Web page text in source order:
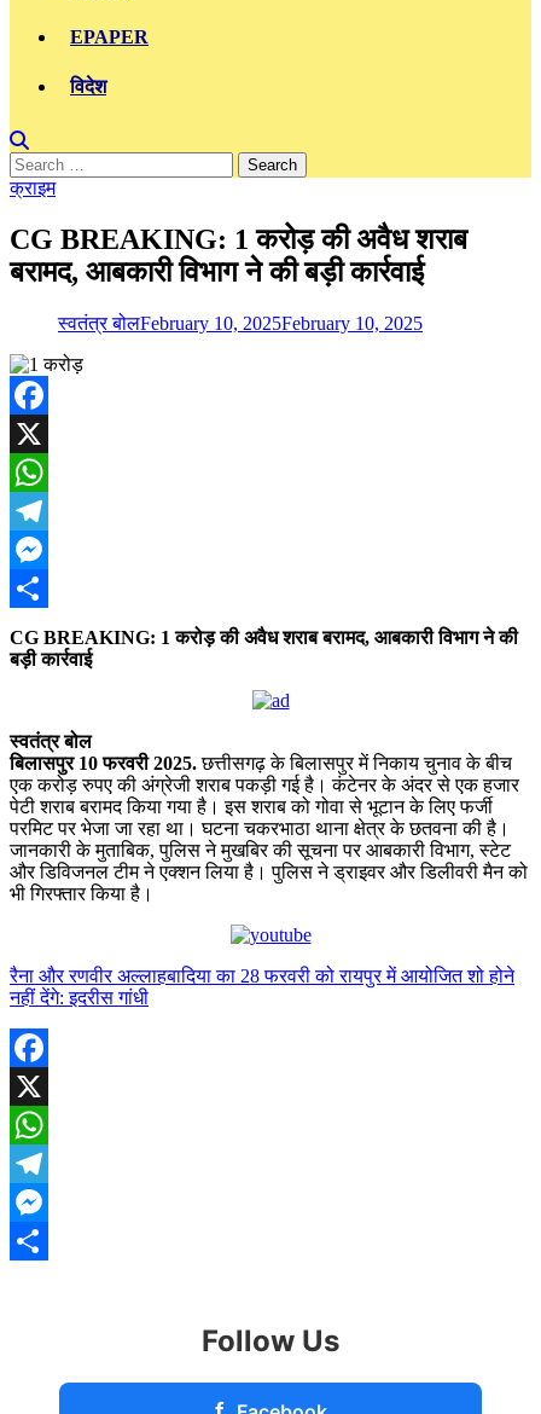
EPAPER
विदेश
Search
for:
क्राइम
CG BREAKING: 1 करोड़ की अवैध शराब
बरामद, आबकारी विभाग ने की बड़ी कार्रवाई
स्वतंत्र बोलFebruary 10, 2025February 10, 2025
Facebook
X
WhatsApp
Telegram
Messenger
Share
CG BREAKING: 1 करोड़ की अवैध शराब बरामद, आबकारी विभाग ने की
बड़ी कार्रवाई
स्वतंत्र बोल
बिलासपुर 10 फरवरी 2025.छत्तीसगढ़ के बिलासपुर में निकाय चुनाव के बीच
एक करोड़ रुपए की अंग्रेजी शराब पकड़ी गई है। कंटेनर के अंदर से एक हजार
पेटी शराब बरामद किया गया है। इस शराब को गोवा से भूटान के लिए फर्जी
परमिट पर भेजा जा रहा था। घटना चकरभाठा थाना क्षेत्र के छतवना की है।
जानकारी के मुताबिक, पुलिस ने मुखबिर की सूचना पर आबकारी विभाग, स्टेट
और डिविजनल टीम ने एक्शन लिया है। पुलिस ने ड्राइवर और डिलीवरी मैन को
भी गिरफ्तार किया है।
रैना और रणवीर अल्लाहबादिया का 28 फरवरी को रायपुर में आयोजित शो होने
नहीं देंगे: इदरीस गांधी
Facebook
X
WhatsApp
Telegram
Messenger
Follow Us